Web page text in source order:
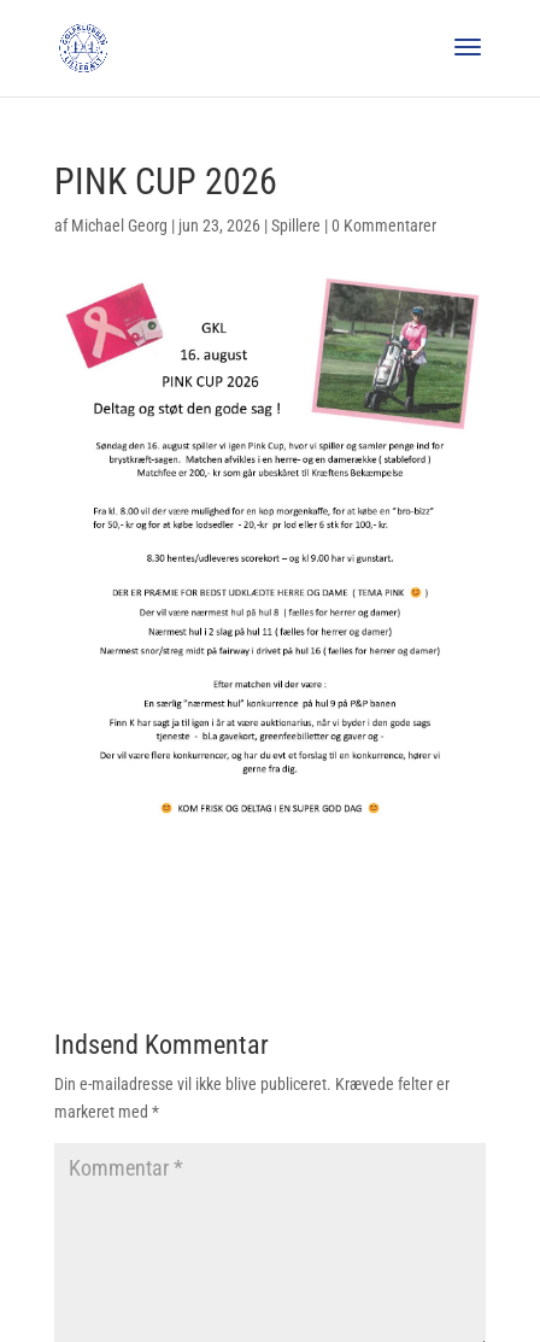
PINK CUP 2026
afMichael Georg | jun 23, 2026|Spillere |0 Kommentarer
Indsend Kommentar
Din e-mailadresse vil ikke blive publiceret. Krævede felter er
markeret med *